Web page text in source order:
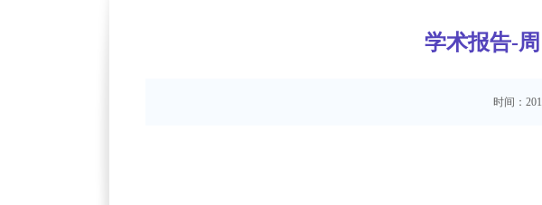
学术报告-
时间：